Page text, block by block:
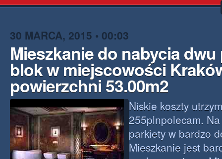
30 MARCA, 2015 • 00:03
Mieszkanie do nabycia
blok w miejscowości
powierzchni 53.00m2
Niskie koszty
255plnpolecam.
parkiety w bardzo
Mieszkanie jest